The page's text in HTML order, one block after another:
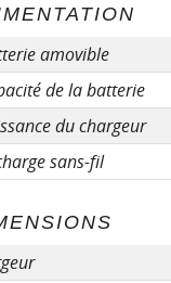
amovible
de la batterie
du chargeur
sans-fil